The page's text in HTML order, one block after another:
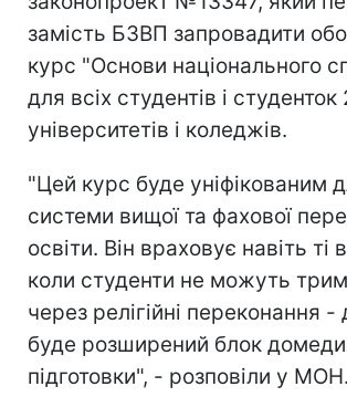
замість БЗВП запровадити
курс "Основи національного
для всіх студентів і
університетів і коледжів.
"Цей курс буде уніфікованим
системи вищої та фахової
освіти. Він враховує навіть ті
коли студенти не можуть
через релігійні переконання -
буде розширений блок
підготовки", - розповіли у МОН.